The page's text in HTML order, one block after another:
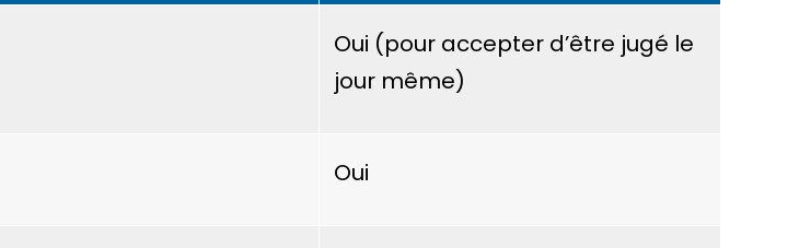
Oui (pour accepter d’être jugé le
jour même)
Oui